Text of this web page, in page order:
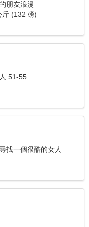
朋友浪漫
斤 (132 磅)
51-55
找一個很酷的女人